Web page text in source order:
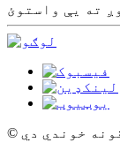
ته یې واستوئ